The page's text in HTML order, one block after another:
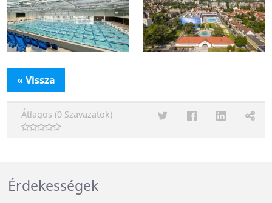
« Vissza
Átlagos (0 Szavazatok)
Érdekességek